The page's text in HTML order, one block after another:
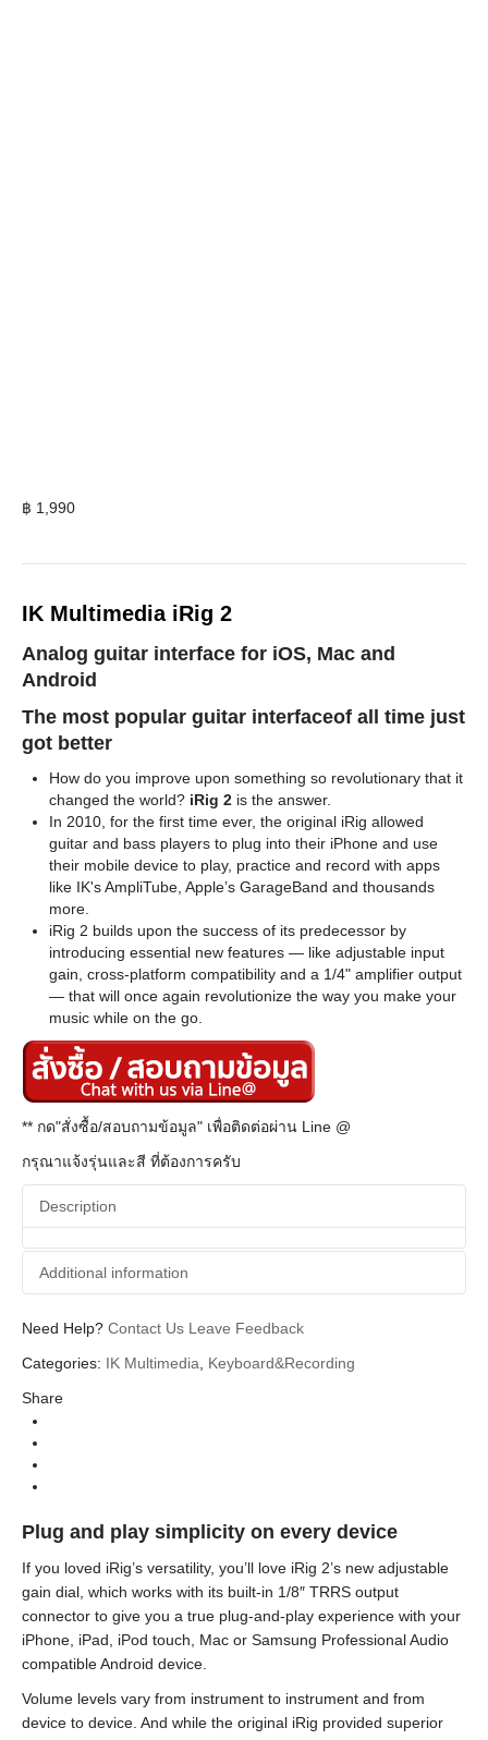
฿ 1,990
IK Multimedia iRig 2
Analog guitar interface for iOS, Mac and
Android
The most popular guitar interfaceof all time just
got better
How do you improve upon something so revolutionary that it
changed the world? iRig 2 is the answer.
In 2010, for the first time ever, the original iRig allowed
guitar and bass players to plug into their iPhone and use
their mobile device to play, practice and record with apps
like IK's AmpliTube, Apple’s GarageBand and thousands
more.
iRig 2 builds upon the success of its predecessor by
introducing essential new features — like adjustable input
gain, cross-platform compatibility and a 1/4" amplifier output
— that will once again revolutionize the way you make your
music while on the go.
** กด"สั่งซื้อ/สอบถามข้อมูล" เพื่อติดต่อผ่าน Line @
กรุณาแจ้งรุ่นและสี ที่ต้องการครับ
Description
Additional information
Additional information
Brands IK Multimedia
Need Help? Contact Us Leave Feedback
Categories: IK Multimedia, Keyboard&Recording
Share
Plug and play simplicity on every device
If you loved iRig’s versatility, you’ll love iRig 2’s new adjustable
gain dial, which works with its built-in 1/8″ TRRS output
connector to give you a true plug-and-play experience with your
iPhone, iPad, iPod touch, Mac or Samsung Professional Audio
compatible Android device.
Volume levels vary from instrument to instrument and from
device to device. And while the original iRig provided superior